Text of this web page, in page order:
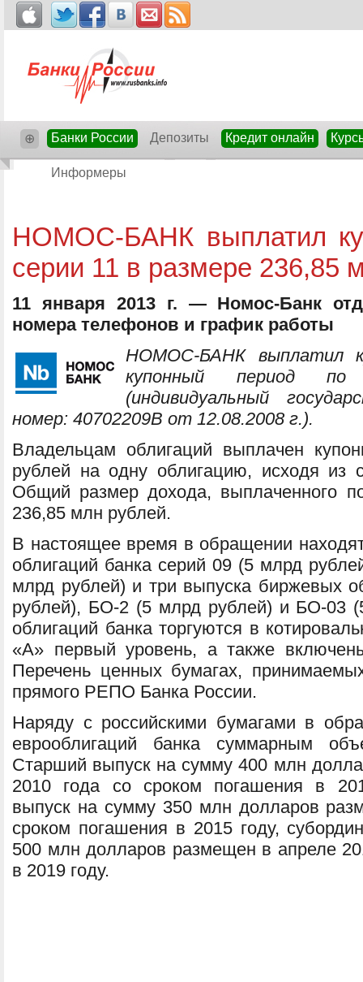
⊕ Банки России Депозиты Кредит онлайн
Информеры
НОМОС-БАНК выплатил
серии 11 в размере 236,85
11 января 2013 г. — Номос-Банк
номера телефонов и график работы
НОМОС-БАНК выплатил
купонный период
(индивидуальный
номер: 40702209В от 12.08.2008 г.).
Владельцам облигаций выплачен
рублей на одну облигацию, исходя из
Общий размер дохода, выплаченного
236,85 млн рублей.
В настоящее время в обращении
облигаций банка серий 09 (5 млрд
млрд рублей) и три выпуска биржевых
рублей), БО-2 (5 млрд рублей) и БО-03
облигаций банка торгуются в
«А» первый уровень, а также
Перечень ценных бумагах,
прямого РЕПО Банка России.
Наряду с российскими бумагами в
еврооблигаций банка суммарным
Старший выпуск на сумму 400 млн
2010 года со сроком погашения в
выпуск на сумму 350 млн долларов
сроком погашения в 2015 году,
500 млн долларов размещен в апреле
в 2019 году.